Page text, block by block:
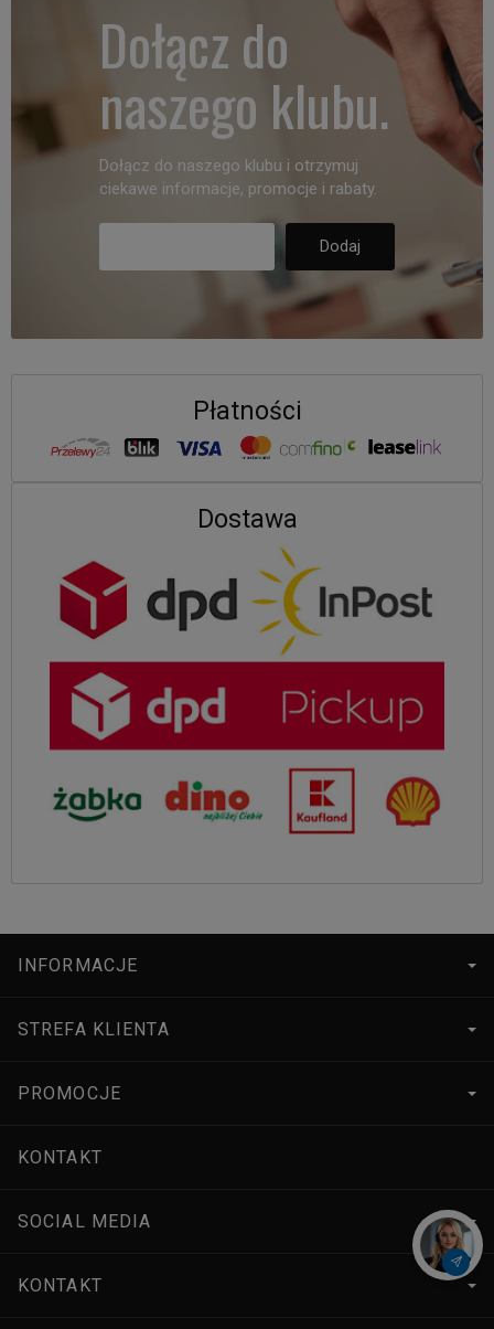
Dołącz do
naszego klubu.
Dołącz do naszego klubu i otrzymuj
ciekawe informacje, promocje i rabaty.
Płatności
Dostawa
INFORMACJE
STREFA KLIENTA
PROMOCJE
KONTAKT
SOCIAL MEDIA
KONTAKT